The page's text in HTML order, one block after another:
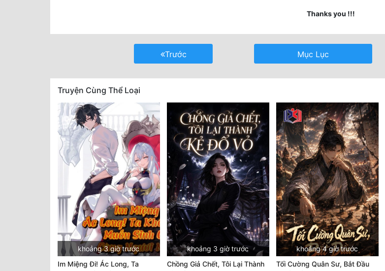
Thanks you !!!
Trước Mục Lục
Truyện Cùng Thể Loại
khoảng 3 giờ trước
Im Miệng Đi! Ác Long, Ta
khoảng 3 giờ trước
Chồng Giả Chết, Tôi Lại Thành
khoảng 4 giờ trước
Tối Cường Quân Sư, Bắt Đầu